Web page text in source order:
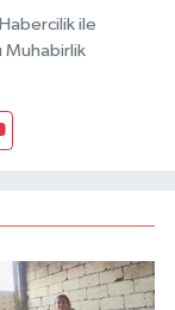
ile
Muhabirlik